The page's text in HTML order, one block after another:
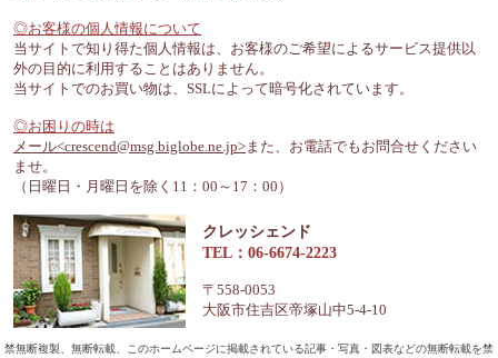
◎お客様の個人情報について
当サイトで知り得た個人情報は、お客様のご希望によるサービス提供以
外の目的に利用することはありません。
当サイトでのお買い物は、SSLによって暗号化されています。
◎お困りの時は
メール<crescend@msg.biglobe.ne.jp> また、お電話でもお問合せください
ませ。
（日曜日・月曜日を除く11：00～17：00）
クレッシェンド
TEL：06-6674-2223
〒558-0053
大阪市住吉区帝塚山中5-4-10
禁無断複製、無断転載、このホームページに掲載されている記事・写真・図表などの無断転載を禁